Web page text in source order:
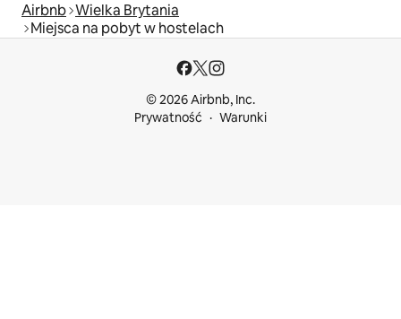
Airbnb Wielka Brytania
Miejsca na pobyt w hostelach
© 2026 Airbnb, Inc.
Prywatność
Warunki